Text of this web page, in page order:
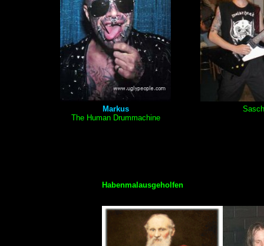
Markus
The Human Drummachine
Habenmalausgeholfen